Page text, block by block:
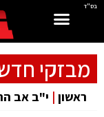
בס"ד
מבזקי
ראשון | י"ב אב